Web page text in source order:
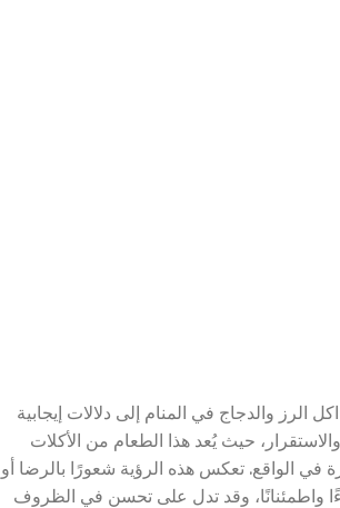
الرز والدجاج في المنام إلى دلالات إيجابية
حيث يُعد هذا الطعام من الأكلات
في الواقع. تعكس هذه الرؤية شعورًا بالرضا أو
واطمئنانًا، وقد تدل على تحسن في الظروف